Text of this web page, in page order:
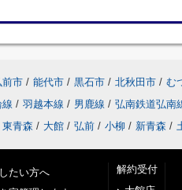
前市 / 能代市 / 黒石市 / 北秋田市 / む
線 / 羽越本線 / 男鹿線 / 弘南鉄道弘南
東青森 / 大館 / 弘前 / 小柳 / 新青森 /
たい方へ
解約受付